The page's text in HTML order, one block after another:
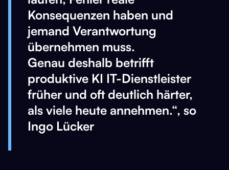
Konsequenzen haben und
jemand Verantwortung
übernehmen muss.
Genau deshalb betrifft
produktive KI IT-Dienstleister
früher und oft deutlich härter,
als viele heute annehmen.“, so
Ingo Lücker